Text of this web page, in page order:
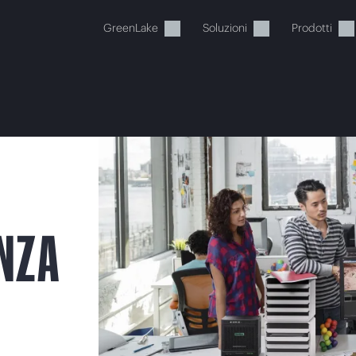
GreenLake Soluzioni Prodotti
carrello è attualmente
al negozio HPE per sfogliare, configurare e
Acquista ora